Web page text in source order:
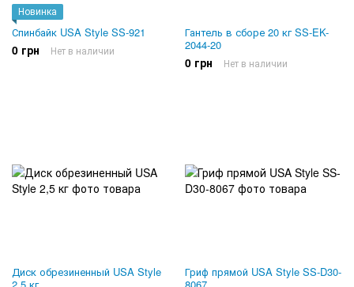
Новинка
Спинбайк USA Style SS-921
0 грн Нет в наличии
Гантель в сборе 20 кг SS-EK-
2044-20
0 грн Нет в наличии
Диск обрезиненный USA Style
2,5 кг
Гриф прямой USA Style SS-D30-
8067